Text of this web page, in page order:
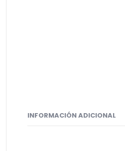
INFORMACIÓN ADICIONAL